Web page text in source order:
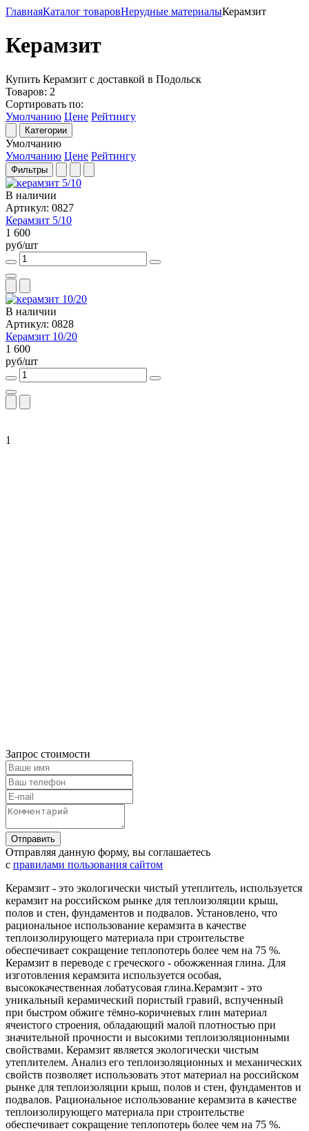
ГлавнаяКаталог товаровНерудные материалыКерамзит
Керамзит
Купить Керамзит с доставкой в Подольск
Товаров: 2
Сортировать по:
Умолчанию Цене Рейтингу
Категории
Умолчанию
Умолчанию Цене Рейтингу
Фильтры
В наличии
Артикул: 0827
Керамзит 5/10
1 600
руб/шт
В наличии
Артикул: 0828
Керамзит 10/20
1 600
руб/шт
1
Запрос стоимости
Отправляя данную форму, вы соглашаетесь
с правилами пользования сайтом
Керамзит - это экологически чистый утеплитель, используется
керамзит на российском рынке для теплоизоляции крыш,
полов и стен, фундаментов и подвалов. Установлено, что
рациональное использование керамзита в качестве
теплоизолирующего материала при строительстве
обеспечивает сокращение теплопотерь более чем на 75 %.
Керамзит в переводе с греческого - обожженная глина. Для
изготовления керамзита используется особая,
высококачественная лобатусовая глина.Керамзит - это
уникальный керамический пористый гравий, вспученный
при быстром обжиге тёмно-коричневых глин материал
ячеистого строения, обладающий малой плотностью при
значительной прочности и высокими теплоизоляционными
свойствами. Керамзит является экологически чистым
утеплителем. Анализ его теплоизоляционных и механических
свойств позволяет использовать этот материал на российском
рынке для теплоизоляции крыш, полов и стен, фундаментов и
подвалов. Рациональное использование керамзита в качестве
теплоизолирующего материала при строительстве
обеспечивает сокращение теплопотерь более чем на 75 %.